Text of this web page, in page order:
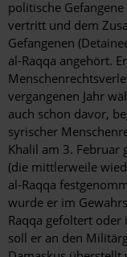
politische
vertritt und dem
Gefangenen
al-Raqqa angehört.
vergangenen Jahr
auch schon davor,
syrischer
Khalil am 3. Februar
(die mittlerweile
al-Raqqa
wurde er im
Raqqa gefoltert
soll er an den